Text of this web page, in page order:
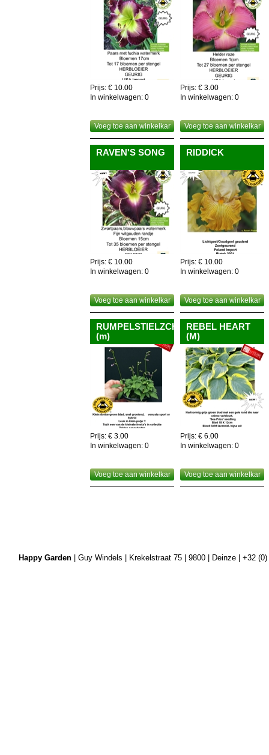
Prijs: € 10.00
In winkelwagen: 0
Voeg toe aan winkelkar
Prijs: € 3.00
In winkelwagen: 0
Voeg toe aan winkelkar
RAVEN'S SONG
Prijs: € 10.00
In winkelwagen: 0
Voeg toe aan winkelkar
RIDDICK
Prijs: € 10.00
In winkelwagen: 0
Voeg toe aan winkelkar
RUMPELSTIELZCHEN
(m)
Prijs: € 3.00
In winkelwagen: 0
Voeg toe aan winkelkar
REBEL HEART
(M)
Prijs: € 6.00
In winkelwagen: 0
Voeg toe aan winkelkar
Happy Garden| Guy Windels | Krekelstraat 75 | 9800 | Deinze | +32